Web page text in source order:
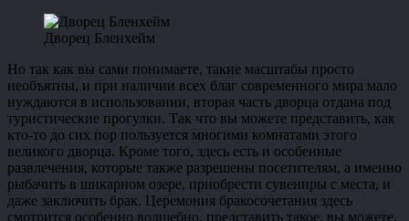
Дворец Бленхейм
Но так как вы сами понимаете, такие масштабы просто
необъятны, и при наличии всех благ современного мира мало
нуждаются в использовании, вторая часть дворца отдана под
туристические прогулки. Так что вы можете представить, как
кто-то до сих пор пользуется многими комнатами этого
великого дворца. Кроме того, здесь есть и особенные
развлечения, которые также разрешены посетителям, а именно
рыбачить в шикарном озере, приобрести сувениры с места, и
даже заключить брак. Церемония бракосочетания здесь
смотрится особенно волшебно, представить такое, вы можете,